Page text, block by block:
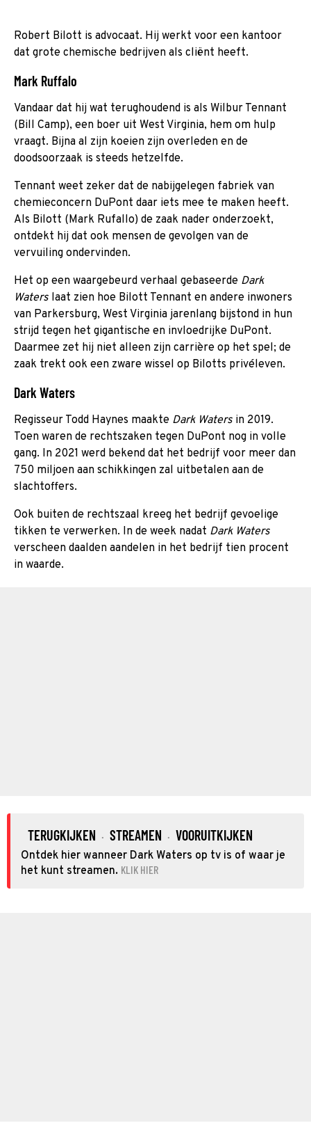
Robert Bilott is advocaat. Hij werkt voor een kantoor
dat grote chemische bedrijven als cliënt heeft.
Mark Ruffalo
Vandaar dat hij wat terughoudend is als Wilbur Tennant
(Bill Camp), een boer uit West Virginia, hem om hulp
vraagt. Bijna al zijn koeien zijn overleden en de
doodsoorzaak is steeds hetzelfde.
Tennant weet zeker dat de nabijgelegen fabriek van
chemieconcern DuPont daar iets mee te maken heeft.
Als Bilott (Mark Rufallo) de zaak nader onderzoekt,
ontdekt hij dat ook mensen de gevolgen van de
vervuiling ondervinden.
Het op een waargebeurd verhaal gebaseerde Dark
Waters laat zien hoe Bilott Tennant en andere inwoners
van Parkersburg, West Virginia jarenlang bijstond in hun
strijd tegen het gigantische en invloedrijke DuPont.
Daarmee zet hij niet alleen zijn carrière op het spel; de
zaak trekt ook een zware wissel op Bilotts privéleven.
Dark Waters
Regisseur Todd Haynes maakte Dark Waters in 2019.
Toen waren de rechtszaken tegen DuPont nog in volle
gang. In 2021 werd bekend dat het bedrijf voor meer dan
750 miljoen aan schikkingen zal uitbetalen aan de
slachtoffers.
Ook buiten de rechtszaal kreeg het bedrijf gevoelige
tikken te verwerken. In de week nadat Dark Waters
verscheen daalden aandelen in het bedrijf tien procent
in waarde.
TERUGKIJKEN · STREAMEN · VOORUITKIJKEN
Ontdek hier wanneer Dark Waters op tv is of waar je
het kunt streamen. KLIK HIER